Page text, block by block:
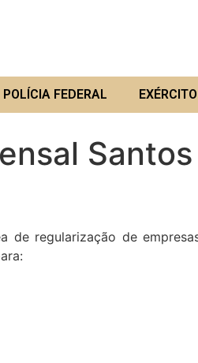
POLÍCIA FEDERAL EXÉRCITO
Santos
de regularização de